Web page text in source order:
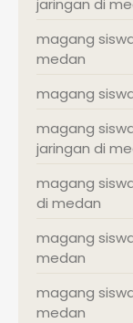
magang
medan
magang
magang
jaringan di
magang
di medan
magang
medan
magang
medan